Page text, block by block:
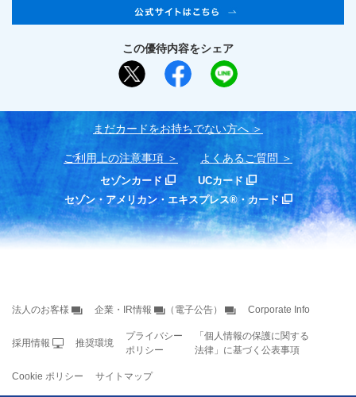
この優待内容をシェア
まだカードをお持ちでない⽅へ
ご利用上の注意事項 よくあるご質問
セゾンカード
UCカード
セゾン・アメリカン・エキスプレス®・カード
法人のお客様 企業・IR情報 （電子公告） Corporate Info
採用情報 推奨環境
プライバシー
ポリシー
「個人情報の保護に関する
法律」に基づく公表事項
Cookie ポリシー サイトマップ